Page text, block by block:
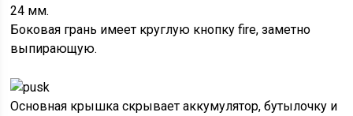
24 мм.
Боковая грань имеет круглую кнопку fire, заметно
выпирающую.
Основная крышка скрывает аккумулятор, бутылочку и